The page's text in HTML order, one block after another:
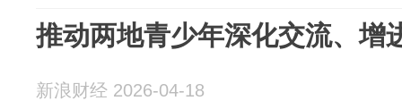
推动两地青少年深化交流、增
新浪财经 2026-04-18